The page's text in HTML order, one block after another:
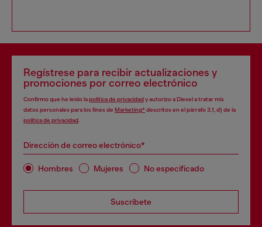
Regístrese para recibir actualizaciones y
promociones por correo electrónico
Confirmo que he leído lapolítica de privacidady autorizo a Diesel a tratar mis
datos personales para los fines de Marketing*descritos en el párrafo 3.1, d) de la
política de privacidad
Dirección de correo electrónico*
Hombres Mujeres No especificado
Suscríbete